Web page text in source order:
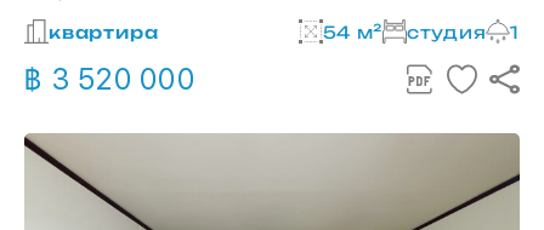
квартира 54 м² студия 1
฿ 3 520 000